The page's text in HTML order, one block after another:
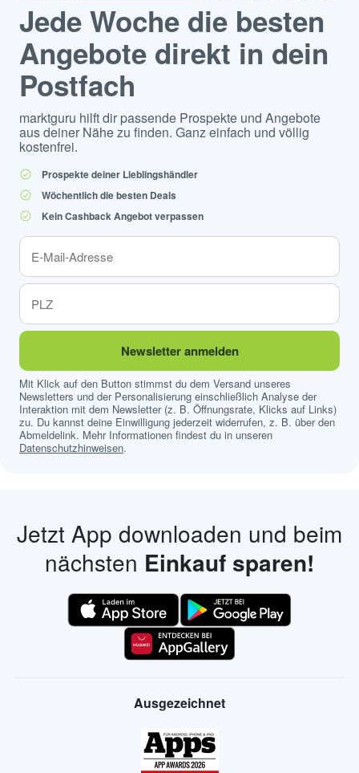
Jede Woche die besten
Angebote direkt in dein
Postfach
marktguru hilft dir passende Prospekte und Angebote
aus deiner Nähe zu finden. Ganz einfach und völlig
kostenfrei.
Prospekte deiner Lieblingshändler
Wöchentlich die besten Deals
Kein Cashback Angebot verpassen
Newsletter anmelden
Mit Klick auf den Button stimmst du dem Versand unseres
Newsletters und der Personalisierung einschließlich Analyse der
Interaktion mit dem Newsletter (z. B. Öffnungsrate, Klicks auf Links)
zu. Du kannst deine Einwilligung jederzeit widerrufen, z. B. über den
Abmeldelink. Mehr Informationen findest du in unseren
Datenschutzhinweisen.
Jetzt App downloaden und beim
nächsten Einkauf sparen!
Ausgezeichnet